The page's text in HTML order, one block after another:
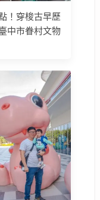
！穿梭古早歷
中市眷村文物